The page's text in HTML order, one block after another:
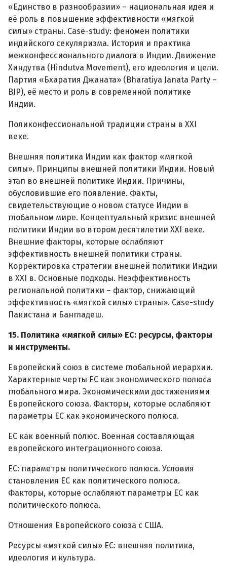
«Единство в разнообразии» – национальная идея и
её роль в повышение эффективности «мягкой
силы» страны. Case-study: феномен политики
индийского секуляризма. История и практика
межконфессионального диалога в Индии. Движение
Хиндутва (Hindutva Movement), его идеология и цели.
Партия «Бхаратия Джаната» (Bharatiya Janata Party –
BJP), её место и роль в современной политике
Индии.
Поликонфессиональной традиции страны в XXI
веке.
Внешняя политика Индии как фактор «мягкой
силы». Принципы внешней политики Индии. Новый
этап во внешней политике Индии. Причины,
обусловившие его появление. Факты,
свидетельствующие о новом статусе Индии в
глобальном мире. Концептуальный кризис внешней
политики Индии во втором десятилетии XXI веке.
Внешние факторы, которые ослабляют
эффективность внешней политики страны.
Корректировка стратегии внешней политики Индии
в XXI в. Основные подходы. Неэффективность
региональной политики – фактор, снижающий
эффективность «мягкой силы» страны». Case-study
Пакистана и Бангладеш.
15. Политика «мягкой силы» ЕС: ресурсы, факторы
и инструменты.
Европейский союз в системе глобальной иерархии.
Характерные черты ЕС как экономического полюса
глобального мира. Экономическими достижениями
Европейского союза. Факторы, которые ослабляют
параметры ЕС как экономического полюса.
ЕС как военный полюс. Военная составляющая
европейского интеграционного союза.
ЕС: параметры политического полюса. Условия
становления ЕС как политического полюса.
Факторы, которые ослабляют параметры ЕС как
политического полюса.
Отношения Европейского союза с США.
Ресурсы «мягкой силы» ЕС: внешняя политика,
идеология и культура.